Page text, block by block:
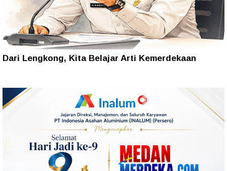
Dari Lengkong, Kita Belajar Arti Kemerdekaan